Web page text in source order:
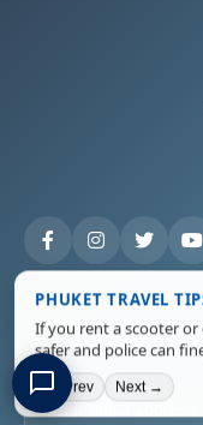
Get special
PHUKET TRAVEL
If you rent a scooter or
safer and police can
← Prev Next →